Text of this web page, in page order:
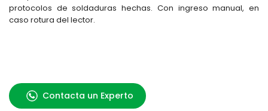
protocolos de soldaduras hechas. Con ingreso manual, en
caso rotura del lector.
Contacta un Experto